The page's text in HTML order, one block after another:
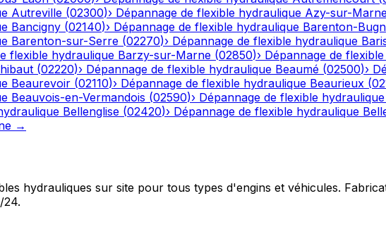
Autreville (02300)› Dépannage de flexible hydraulique Azy-sur-
Bancigny (02140)› Dépannage de flexible hydraulique Barenton-
Barenton-sur-Serre (02270)› Dépannage de flexible hydraulique
flexible hydraulique Barzy-sur-Marne (02850)› Dépannage de
(02220)› Dépannage de flexible hydraulique Beaumé (02500)›
Beaurevoir (02110)› Dépannage de flexible hydraulique Beaurieux (
Beauvois-en-Vermandois (02590)› Dépannage de flexible hydraulique
Bellenglise (02420)› Dépannage de flexible hydraulique
→
hydrauliques sur site pour tous types d'engins et véhicules.
24.